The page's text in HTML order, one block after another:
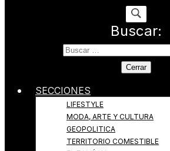
Buscar:
Cerrar
SECCIONES
LIFESTYLE
MODA, ARTE Y CULTURA
GEOPOLITICA
TERRITORIO COMESTIBLE